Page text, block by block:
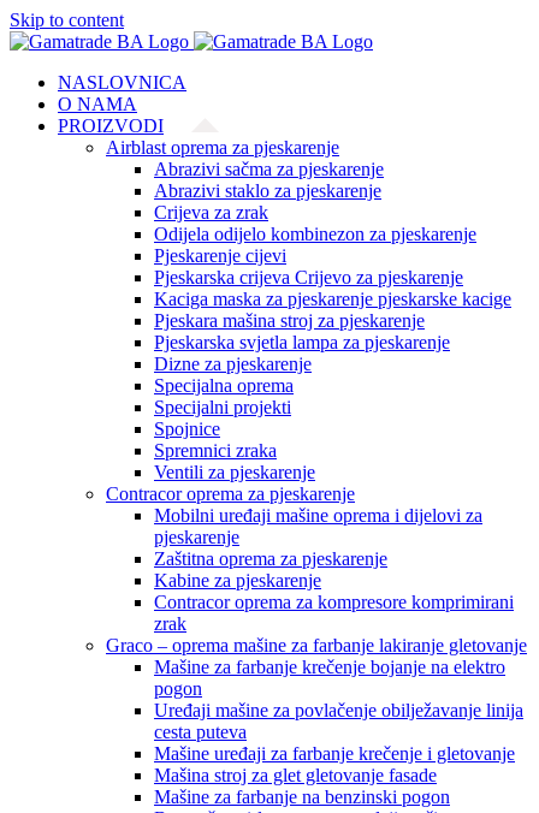
Skip to content
NASLOVNICA
O NAMA
PROIZVODI
Airblast oprema za pjeskarenje
Abrazivi sačma za pjeskarenje
Abrazivi staklo za pjeskarenje
Crijeva za zrak
Odijela odijelo kombinezon za pjeskarenje
Pjeskarenje cijevi
Pjeskarska crijeva Crijevo za pjeskarenje
Kaciga maska za pjeskarenje pjeskarske kacige
Pjeskara mašina stroj za pjeskarenje
Pjeskarska svjetla lampa za pjeskarenje
Dizne za pjeskarenje
Specijalna oprema
Specijalni projekti
Spojnice
Spremnici zraka
Ventili za pjeskarenje
Contracor oprema za pjeskarenje
Mobilni uređaji mašine oprema i dijelovi za
pjeskarenje
Zaštitna oprema za pjeskarenje
Kabine za pjeskarenje
Contracor oprema za kompresore komprimirani
zrak
Graco – oprema mašine za farbanje lakiranje gletovanje
Mašine za farbanje krečenje bojanje na elektro
pogon
Uređaji mašine za povlačenje obilježavanje linija
cesta puteva
Mašine uređaji za farbanje krečenje i gletovanje
Mašina stroj za glet gletovanje fasade
Mašine za farbanje na benzinski pogon